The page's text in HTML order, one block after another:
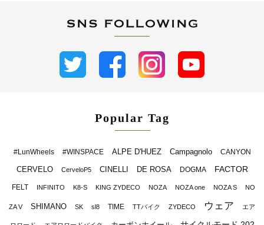
Popular Tag
#LunWheels #WINSPACE ALPE D'HUEZ Campagnolo CANYON
CERVELO CerveloP5 CINELLI DE ROSA DOGMA FACTOR
FELT INFINITO K8-S KING ZYDECO NOZA NOZA one NOZA S NO
ZA V SHIMANO SK sl8 TIME TTバイク ZYDECO ウェア エア